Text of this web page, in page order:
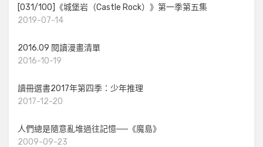
[031/100]《城堡岩（Castle Rock）》第一季第五集
2019-07-14
2016.09 閱讀漫畫清單
2016-10-19
讀冊選書2017年第四季：少年推理
2017-12-20
人們總是隨意亂堆過往記憶──《魔島》
2009-09-23